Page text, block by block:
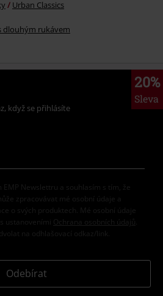
Urban Classics
dlouhým rukávem
20%
Sleva
když se přihlásíte
Newslettru a souhlasím s tím, že
zpracovávat mé osobní údaje a
o svých produktech. Mé osobní údaje
ustanoveními
Ochrana osobních údajů
na odhlašovací odkaz/link.
Odebírat